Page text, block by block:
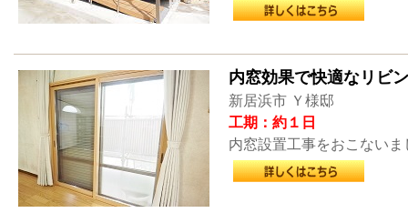
内窓効果で快適なリビ
新居浜市 Ｙ様邸
工期：約１日
内窓設置工事をおこないま